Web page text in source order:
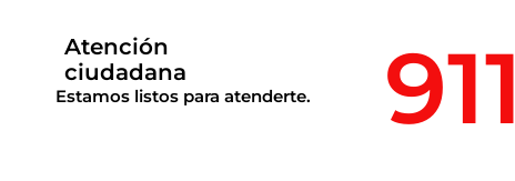
Atención
ciudadana
Estamos listos para atenderte. 911